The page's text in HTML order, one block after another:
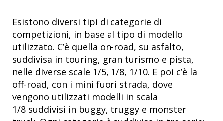
Esistono diversi tipi di categorie di
competizioni, in base al tipo di modello
utilizzato. C’è quella on-road, su asfalto,
suddivisa in touring, gran turismo e pista,
nelle diverse scale 1/5, 1/8, 1/10. E poi c’è la
off-road, con i mini fuori strada, dove
vengono utilizzati modelli in scala
1/8 suddivisi in buggy, truggy e monster